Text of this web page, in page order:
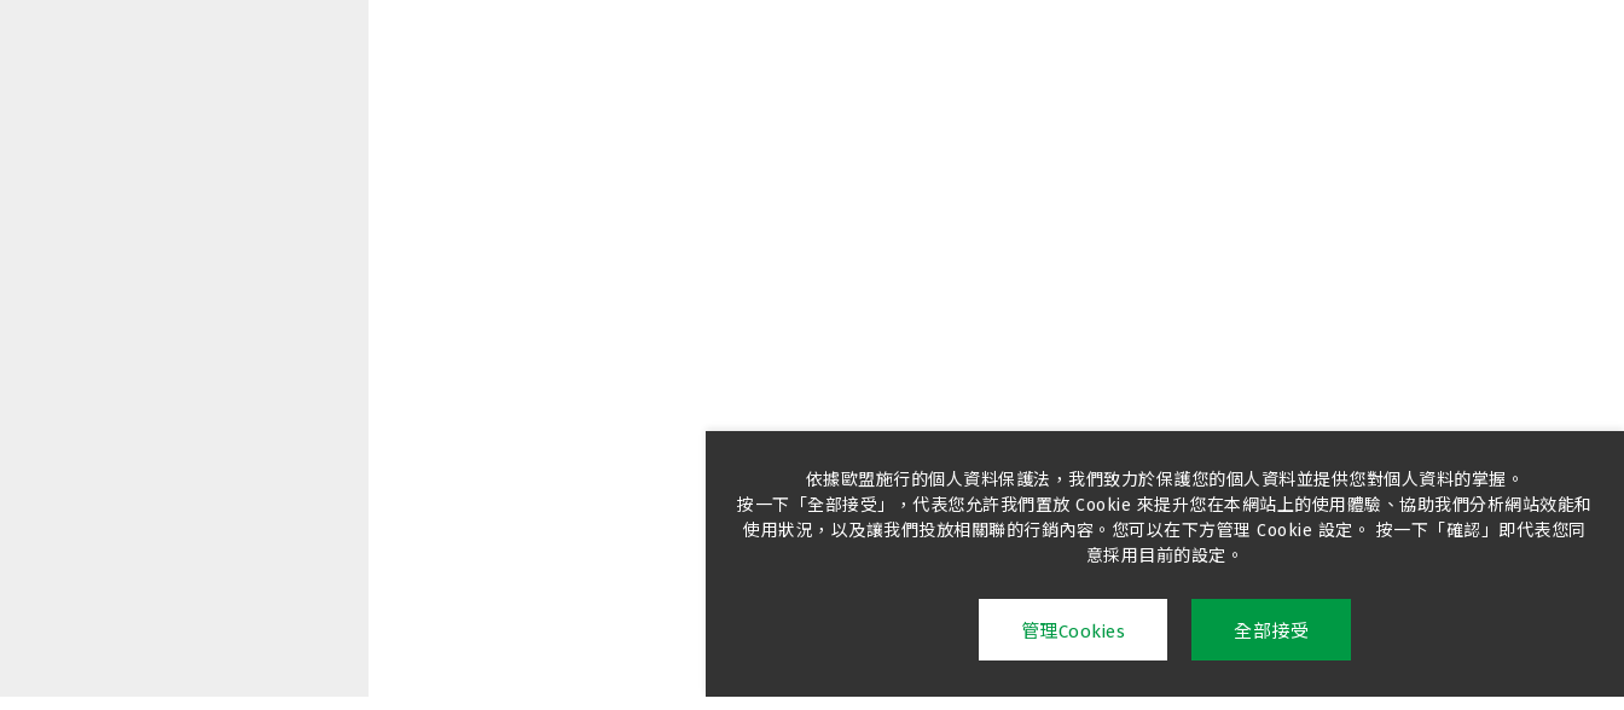
依據歐盟施行的個人資料保護法，我們致力於保護您的個人資料並提供您對個人資料的掌握。
按一下「全部接受」，代表您允許我們置放 Cookie 來提升您在本網站上的使用體驗、協助我們分析網站效能和
使用狀況，以及讓我們投放相關聯的行銷內容。您可以在下方管理 Cookie 設定。 按一下「確認」即代表您同
意採用目前的設定。
管理Cookies 全部接受